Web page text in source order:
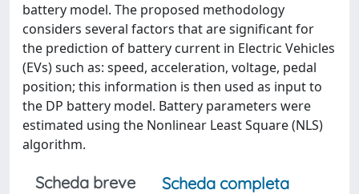
battery model. The proposed methodology
considers several factors that are significant for
the prediction of battery current in Electric Vehicles
(EVs) such as: speed, acceleration, voltage, pedal
position; this information is then used as input to
the DP battery model. Battery parameters were
estimated using the Nonlinear Least Square (NLS)
algorithm.
Scheda breve
Scheda completa